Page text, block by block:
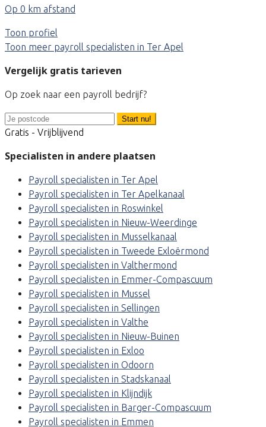
Op 0 km afstand
Toon profiel
Toon meer payroll specialisten in Ter Apel
Vergelijk gratis tarieven
Op zoek naar een payroll bedrijf?
Start nu!
Gratis - Vrijblijvend
Specialisten in andere plaatsen
Payroll specialisten in Ter Apel
Payroll specialisten in Ter Apelkanaal
Payroll specialisten in Roswinkel
Payroll specialisten in Nieuw-Weerdinge
Payroll specialisten in Musselkanaal
Payroll specialisten in Tweede Exloërmond
Payroll specialisten in Valthermond
Payroll specialisten in Emmer-Compascuum
Payroll specialisten in Mussel
Payroll specialisten in Sellingen
Payroll specialisten in Valthe
Payroll specialisten in Nieuw-Buinen
Payroll specialisten in Exloo
Payroll specialisten in Odoorn
Payroll specialisten in Stadskanaal
Payroll specialisten in Klijndijk
Payroll specialisten in Barger-Compascuum
Payroll specialisten in Emmen